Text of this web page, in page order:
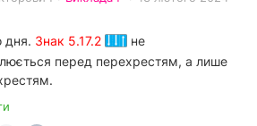
дня. Знак 5.17.2
не
перед перехрестям, а лише